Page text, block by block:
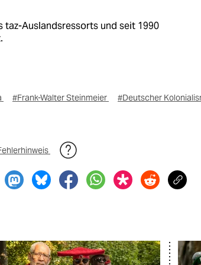
taz-Auslandsressorts und seit 1990
#Frank-Walter Steinmeier
#Deutscher